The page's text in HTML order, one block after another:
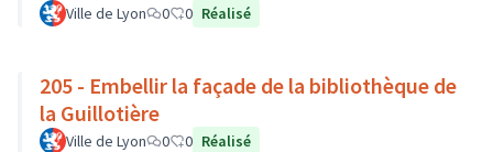
Ville de Lyon 0 0 Réalisé
205 - Embellir la façade de la bibliothèque de
la Guillotière
Ville de Lyon 0 0 Réalisé